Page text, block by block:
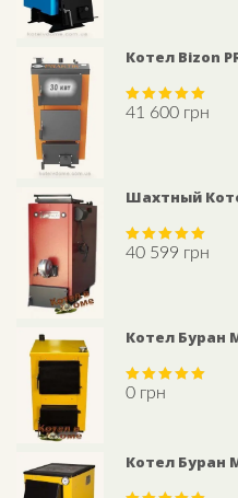
Котел Bizon
Rated5.00
41 600 грн
Шахтный
Rated5.00
40 599 грн
Котел Буран
Rated
out of 5
0 грн
Котел Буран